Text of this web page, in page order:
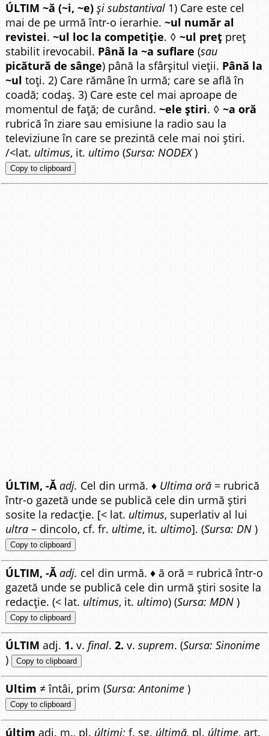
ÚLTIM ~ă (~i, ~e) și substantival 1) Care este cel
mai de pe urmă într-o ierarhie.~ul număr al
revistei.~ul loc la competiție. ◊~ul preț preț
stabilit irevocabil. Până la ~a suflare (sau
picătură de sânge) până la sfârșitul vieții. Până la
~ul toți. 2) Care rămâne în urmă; care se află în
coadă; codaș. 3) Care este cel mai aproape de
momentul de față; de curând.~ele știri. ◊~a oră
rubrică în ziare sau emisiune la radio sau la
televiziune în care se prezintă cele mai noi știri.
/<lat. ultimus, it. ultimo (Sursa: NODEX)
Copy to clipboard
ÚLTIM, -Ă adj. Cel din urmă. ♦ Ultima oră = rubrică
într-o gazetă unde se publică cele din urmă știri
sosite la redacție. [< lat. ultimus, superlativ al lui
ultra – dincolo, cf. fr. ultime, it. ultimo]. (Sursa: DN )
Copy to clipboard
ÚLTIM, -Ă adj. cel din urmă. ♦ ă oră = rubrică într-o
gazetă unde se publică cele din urmă știri sosite la
redacție. (< lat. ultimus, it. ultimo) (Sursa: MDN )
Copy to clipboard
ÚLTIM adj. 1. v.final.2. v.suprem. (Sursa: Sinonime
) Copy to clipboard
Ultim ≠ întâi, prim (Sursa: Antonime )
Copy to clipboard
últim adj. m., pl. últimi; f. sg. últimă, pl. últime, art.